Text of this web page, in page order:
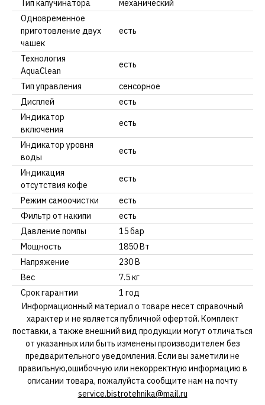
Тип капучинатора
механический
Одновременное
приготовление двух
чашек
есть
Технология
AquaClean
есть
Тип управления
сенсорное
Дисплей
есть
Индикатор
включения
есть
Индикатор уровня
воды
есть
Индикация
отсутствия кофе
есть
Режим самоочистки
есть
Фильтр от накипи
есть
Давление помпы
15 бар
Мощность
1850 Вт
Напряжение
230 В
Вес
7.5 кг
Срок гарантии
1 год
Информационный материал о товаре несет справочный
характер и не является публичной офертой. Комплект
поставки, а также внешний вид продукции могут отличаться
от указанных или быть изменены производителем без
предварительного уведомления. Если вы заметили не
правильную,ошибочную или некорректную информацию в
описании товара, пожалуйста сообщите нам на почту
service.bistrotehnika@mail.ru